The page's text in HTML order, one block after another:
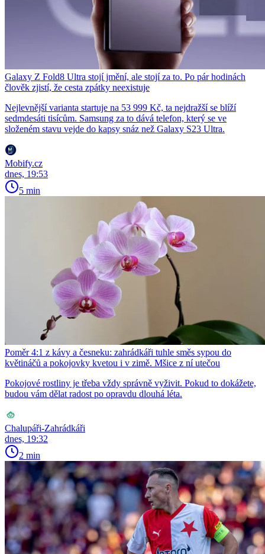
Galaxy Z Fold8 Ultra stojí jmění, ale stojí za to. Po pár hodinách
člověk zjistí, že cesta zpátky neexistuje
Nejlevnější varianta startuje na 53 999 Kč, ta nejdražší se blíží
sedmdesáti tisícům. Samsung za to dává telefon, který se ve
složeném stavu vejde do kapsy snáz než Galaxy S23 Ultra.
Mobify.cz
dnes, 19:53
5 min
Poměr 4:1 z kávy a česneku: zahrádkáři tuhle směs sypou do
květináčů a pokojovky kvetou i v zimě. Mšice z ní utečou
Pokojové rostliny je třeba vždy správně vyživit. Pokud to dokážete,
budou vám dělat radost po opravdu dlouhá léta.
Chalupáři-Zahrádkáři
dnes, 19:32
2 min